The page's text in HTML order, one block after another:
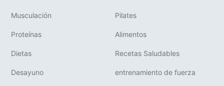
Musculación Pilates
Proteínas Alimentos
Dietas Recetas Saludables
Desayuno entrenamiento de fuerza